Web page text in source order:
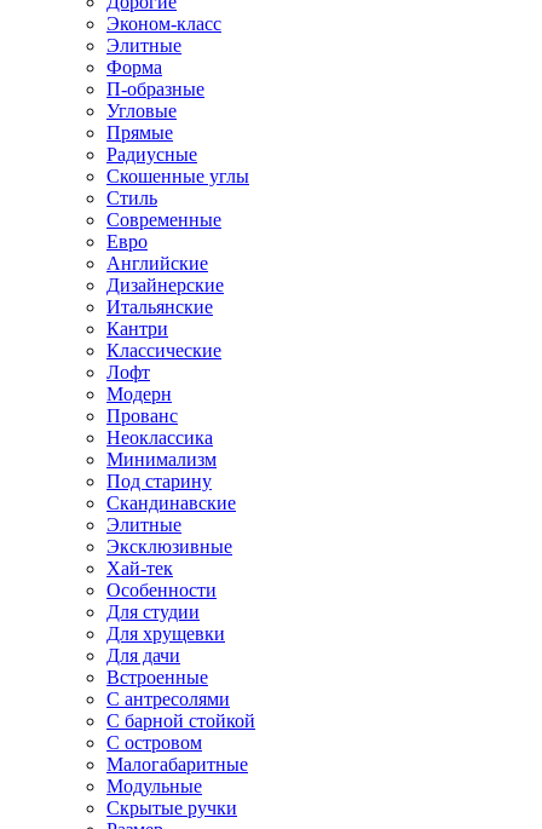
Эконом-класс
Элитные
Форма
П-образные
Угловые
Прямые
Радиусные
Скошенные углы
Стиль
Современные
Евро
Английские
Дизайнерские
Итальянские
Кантри
Классические
Лофт
Модерн
Прованс
Неоклассика
Минимализм
Под старину
Скандинавские
Элитные
Эксклюзивные
Хай-тек
Особенности
Для студии
Для хрущевки
Для дачи
Встроенные
С антресолями
С барной стойкой
С островом
Малогабаритные
Модульные
Скрытые ручки